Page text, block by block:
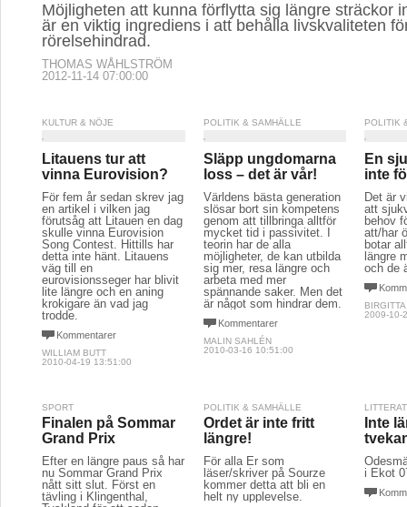
Möjligheten att kunna förflytta sig längre sträckor
är en viktig ingrediens i att behålla livskvaliteten
rörelsehindrad.
THOMAS WÅHLSTRÖM
2012-11-14 07:00:00
KULTUR & NÖJE
Litauens tur att
vinna Eurovision?
För fem år sedan skrev jag
en artikel i vilken jag
förutsåg att Litauen en dag
skulle vinna Eurovision
Song Contest. Hittills har
detta inte hänt. Litauens
väg till en
eurovisionsseger har blivit
lite längre och en aning
krokigare än vad jag
trodde.
Kommentarer
WILLIAM BUTT
2010-04-19 13:51:00
POLITIK & SAMHÄLLE
Släpp ungdomarna
loss – det är vår!
Världens bästa generation
slösar bort sin kompetens
genom att tillbringa alltför
mycket tid i passivitet. I
teorin har de alla
möjligheter, de kan utbilda
sig mer, resa längre och
arbeta med mer
spännande saker. Men det
är något som hindrar dem.
Kommentarer
MALIN SAHLÉN
2010-03-16 10:51:00
POLITIK
En
inte
Det är
att
behov
att/har
botar
längre
och de
2009-10-
SPORT
Finalen på Sommar
Grand Prix
Efter en längre paus så har
nu Sommar Grand Prix
nått sitt slut. Först en
tävling i Klingenthal,
POLITIK & SAMHÄLLE
Ordet är inte fritt
längre!
För alla Er som
läser/skriver på Sourze
kommer detta att bli en
helt ny upplevelse.
Inte
i Ekot